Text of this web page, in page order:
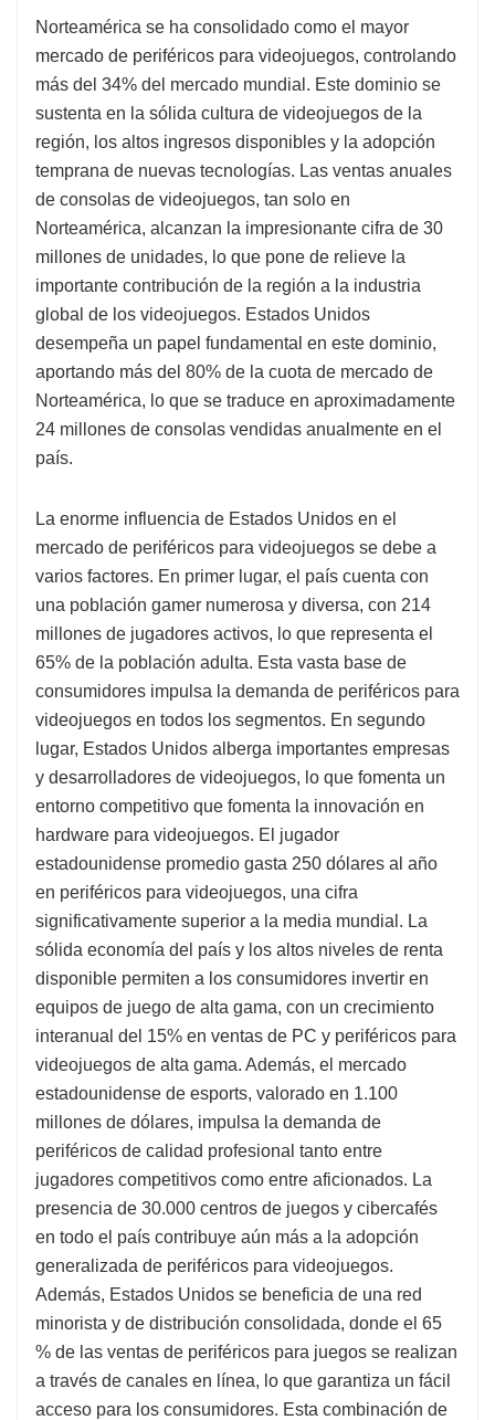
Norteamérica se ha consolidado como el mayor
mercado de periféricos para videojuegos, controlando
más del 34% del mercado mundial. Este dominio se
sustenta en la sólida cultura de videojuegos de la
región, los altos ingresos disponibles y la adopción
temprana de nuevas tecnologías. Las ventas anuales
de consolas de videojuegos, tan solo en
Norteamérica, alcanzan la impresionante cifra de 30
millones de unidades, lo que pone de relieve la
importante contribución de la región a la industria
global de los videojuegos. Estados Unidos
desempeña un papel fundamental en este dominio,
aportando más del 80% de la cuota de mercado de
Norteamérica, lo que se traduce en aproximadamente
24 millones de consolas vendidas anualmente en el
país.
La enorme influencia de Estados Unidos en el
mercado de periféricos para videojuegos se debe a
varios factores. En primer lugar, el país cuenta con
una población gamer numerosa y diversa, con 214
millones de jugadores activos, lo que representa el
65% de la población adulta. Esta vasta base de
consumidores impulsa la demanda de periféricos para
videojuegos en todos los segmentos. En segundo
lugar, Estados Unidos alberga importantes empresas
y desarrolladores de videojuegos, lo que fomenta un
entorno competitivo que fomenta la innovación en
hardware para videojuegos. El jugador
estadounidense promedio gasta 250 dólares al año
en periféricos para videojuegos, una cifra
significativamente superior a la media mundial. La
sólida economía del país y los altos niveles de renta
disponible permiten a los consumidores invertir en
equipos de juego de alta gama, con un crecimiento
interanual del 15% en ventas de PC y periféricos para
videojuegos de alta gama. Además, el mercado
estadounidense de esports, valorado en 1.100
millones de dólares, impulsa la demanda de
periféricos de calidad profesional tanto entre
jugadores competitivos como entre aficionados. La
presencia de 30.000 centros de juegos y cibercafés
en todo el país contribuye aún más a la adopción
generalizada de periféricos para videojuegos.
Además, Estados Unidos se beneficia de una red
minorista y de distribución consolidada, donde el 65
% de las ventas de periféricos para juegos se realizan
a través de canales en línea, lo que garantiza un fácil
acceso para los consumidores. Esta combinación de